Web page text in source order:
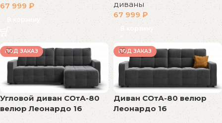
67 999 ₽
В корзину
диваны
67 999₽
В корзину
ПОД ЗАКАЗ
Угловой диван СОтА-80
велюр Леонардо 16
ПОД ЗАКАЗ
Диван СОтА-80 велюр
Леонардо 16